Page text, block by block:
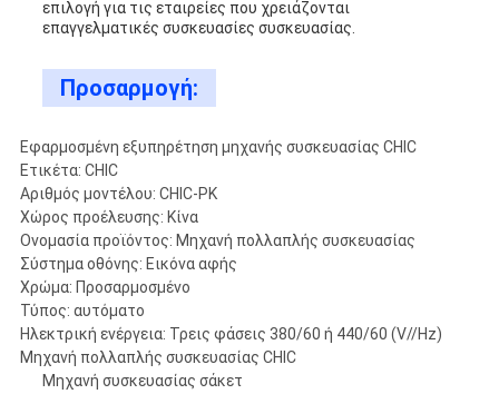
επιλογή για τις εταιρείες που χρειάζονται
επαγγελματικές συσκευασίες συσκευασίας.
Προσαρμογή:
Εφαρμοσμένη εξυπηρέτηση μηχανής συσκευασίας CHIC
Ετικέτα: CHIC
Αριθμός μοντέλου: CHIC-PK
Χώρος προέλευσης: Κίνα
Ονομασία προϊόντος: Μηχανή πολλαπλής συσκευασίας
Σύστημα οθόνης: Εικόνα αφής
Χρώμα: Προσαρμοσμένο
Τύπος: αυτόματο
Ηλεκτρική ενέργεια: Τρεις φάσεις 380/60 ή 440/60 (V//Hz)
Μηχανή πολλαπλής συσκευασίας CHIC
Μηχανή συσκευασίας σάκετ